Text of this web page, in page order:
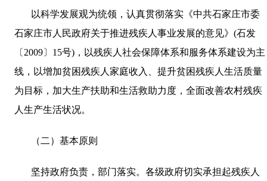
以科学发展观为统领，认真贯彻落实《中共石家庄市委
石家庄市人民政府关于推进残疾人事业发展的意见》(石发
〔 2009〕 15号) ，以残疾人社会保障体系和服务体系建设为主
线，以增加贫困残疾人家庭收入、提升贫困残疾人生活质量
为目标，加大生产扶助和生活救助力度，全面改善农村残疾
人生产生活状况。
（二）基本原则
坚持政府负责，部门落实。各级政府切实承担起残疾人